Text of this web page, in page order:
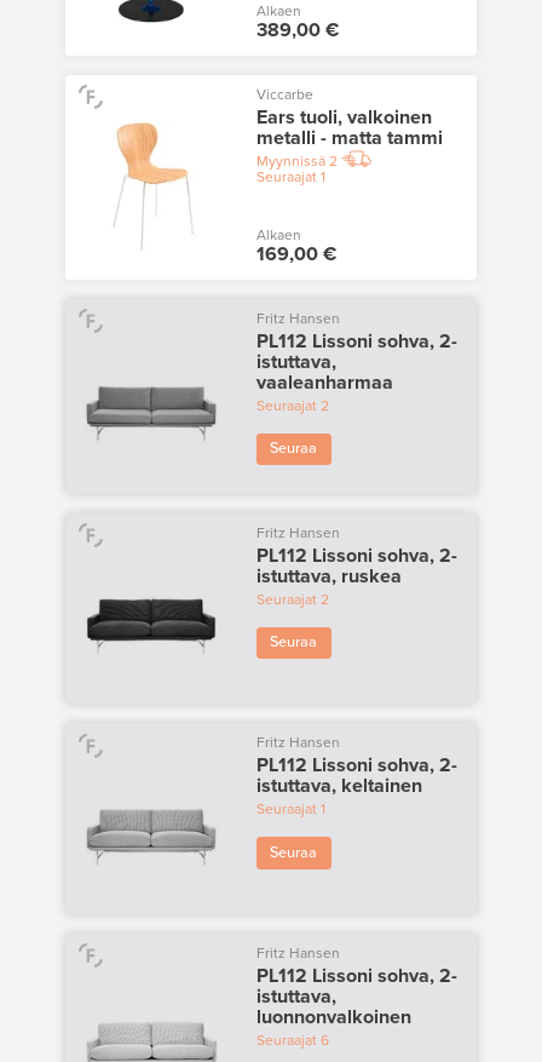
Alkaen
389,00 €
Viccarbe
Ears tuoli, valkoinen
metalli - matta tammi
Myynnissä2
Seuraajat 1
Alkaen
169,00 €
Fritz Hansen
PL112 Lissoni sohva, 2-
istuttava,
vaaleanharmaa
Seuraajat 2
Seuraa
Fritz Hansen
PL112 Lissoni sohva, 2-
istuttava, ruskea
Seuraajat 2
Seuraa
Fritz Hansen
PL112 Lissoni sohva, 2-
istuttava, keltainen
Seuraajat1
Seuraa
Fritz Hansen
PL112 Lissoni sohva, 2-
istuttava,
luonnonvalkoinen
Seuraajat6